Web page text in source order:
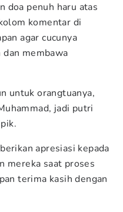
doa penuh haru atas
komentar di
agar cucunya
membawa
untuk orangtuanya,
jadi putri
apresiasi kepada
mereka saat proses
terima kasih dengan